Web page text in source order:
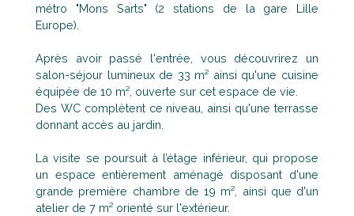
métro "Mons Sarts" (2 stations de la gare Lille
Europe).
Après avoir passé l'entrée, vous découvrirez un
salon-séjour lumineux de 33 m² ainsi qu'une cuisine
équipée de 10 m², ouverte sur cet espace de vie.
Des WC complètent ce niveau, ainsi qu'une terrasse
donnant accès au jardin.
La visite se poursuit à l’étage inférieur, qui propose
un espace entièrement aménagé disposant d'une
grande première chambre de 19 m², ainsi que d'un
atelier de 7 m² orienté sur l'extérieur.